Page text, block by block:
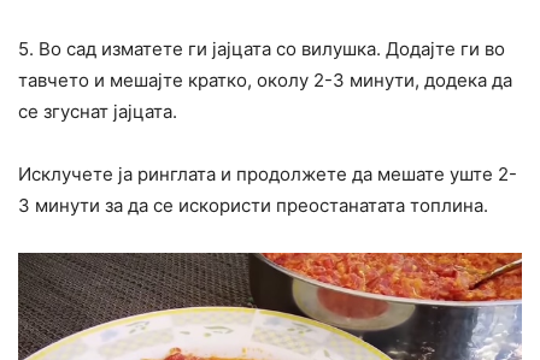
5. Во сад изматете ги јајцата со вилушка. Додајте ги во
тавчето и мешајте кратко, околу 2-3 минути, додека да
се згуснат јајцата.
Исклучете ја ринглата и продолжете да мешате уште 2-
3 минути за да се искористи преостанатата топлина.